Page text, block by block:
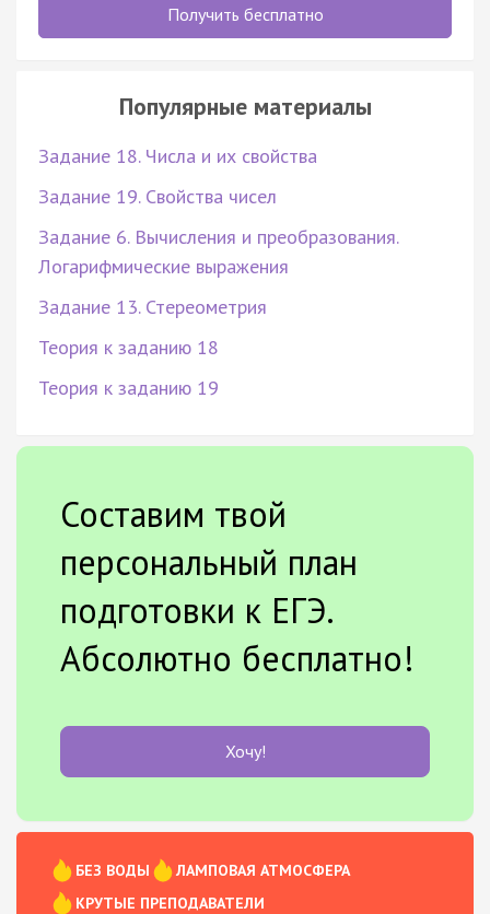
Получить бесплатно
Популярные материалы
Задание 18. Числа и их свойства
Задание 19. Свойства чисел
Задание 6. Вычисления и преобразования.
Логарифмические выражения
Задание 13. Стереометрия
Теория к заданию 18
Теория к заданию 19
Составим твой
персональный план
подготовки к ЕГЭ.
Абсолютно бесплатно!
Хочу!
БЕЗ ВОДЫ
ЛАМПОВАЯ АТМОСФЕРА
КРУТЫЕ ПРЕПОДАВАТЕЛИ